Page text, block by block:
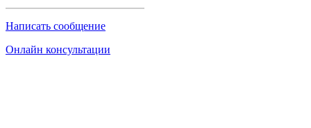
Написать сообщение
Онлайн консультации